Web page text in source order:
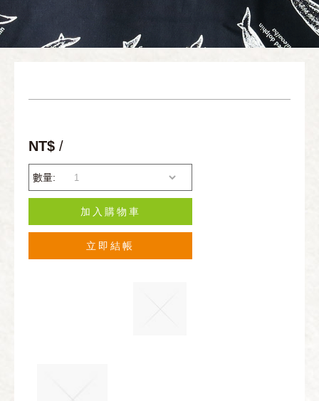
NT$ /
數量:
加入購物車
立即結帳